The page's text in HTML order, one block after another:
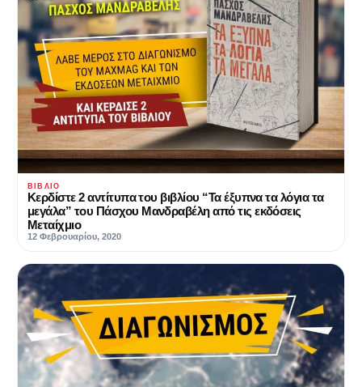
ΒΙΒΛΊΟ
Κερδίστε 2 αντίτυπα του βιβλίου “Τα έξυπνα τα λόγια τα
μεγάλα” του Πάσχου Μανδραβέλη από τις εκδόσεις
Μεταίχμιο
12 Φεβρουαρίου, 2020